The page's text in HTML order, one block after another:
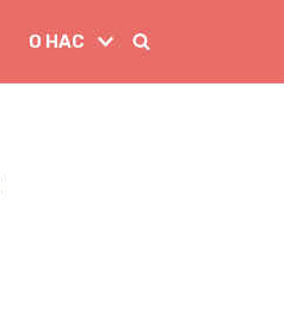
О НАС